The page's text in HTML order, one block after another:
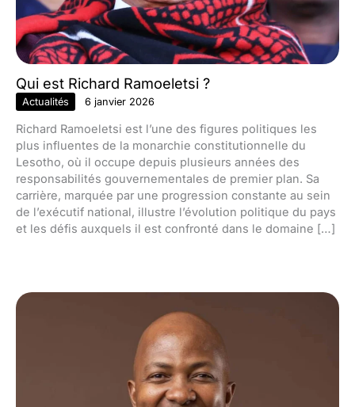
Qui est Richard Ramoeletsi ?
Actualités 6 janvier 2026
Richard Ramoeletsi est l’une des figures politiques les
plus influentes de la monarchie constitutionnelle du
Lesotho, où il occupe depuis plusieurs années des
responsabilités gouvernementales de premier plan. Sa
carrière, marquée par une progression constante au sein
de l’exécutif national, illustre l’évolution politique du pays
et les défis auxquels il est confronté dans le domaine […]